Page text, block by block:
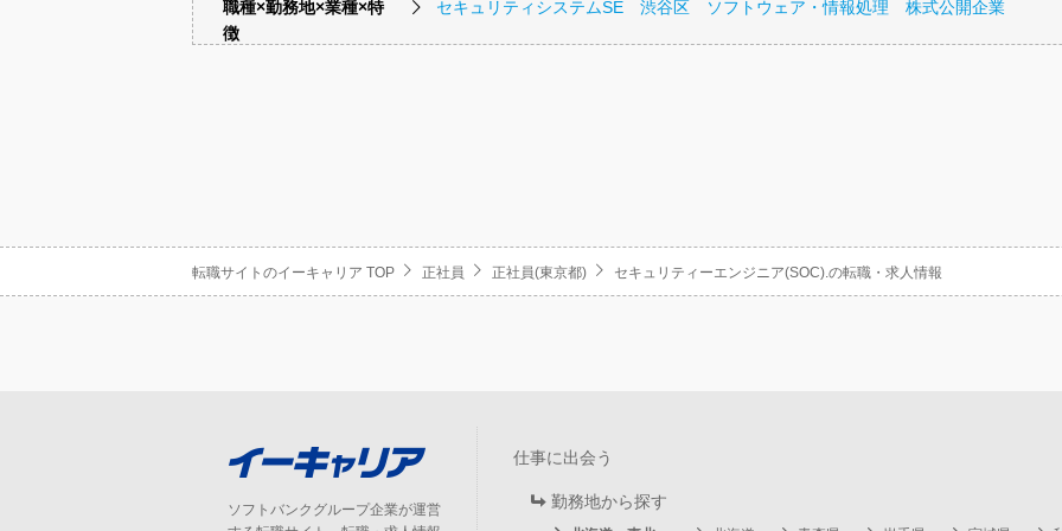
職種×勤務地×業種×特
徴
セキュリティシステムSE 渋谷区 ソフトウェア・情報処理 株式公開企業
転職サイトのイーキャリア TOP 正社員 正社員(東京都) セキュリティーエンジニア(SOC).の転職・求人情報
ソフトバンクグループ企業が運営
仕事に出会う
勤務地から探す